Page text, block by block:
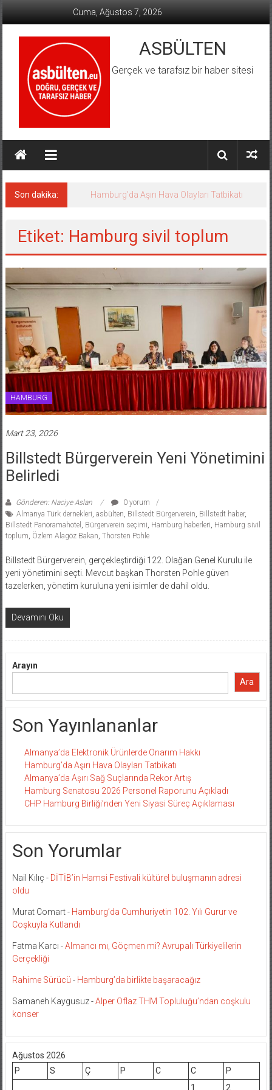
Cuma, Ağustos 7, 2026
ASBÜLTEN
Gerçek ve tarafsız bir haber sitesi
Son dakika: Hamburg’da Aşırı Hava Olayları Tatbikatı
Etiket: Hamburg sivil toplum
HAMBURG
Mart 23, 2026
Billstedt Bürgerverein Yeni Yönetimini
Belirledi
Gönderen: Naciye Aslan
0 yorum
Almanya Türk dernekleri asbülten Billstedt Bürgerverein Billstedt haber,
Billstedt Panoramahotel
Bürgerverein seçimi Hamburg haberleri Hamburg sivil
toplum Özlem Alagöz Bakan Thorsten Pohle
Billstedt Bürgerverein, gerçekleştirdiği 122. Olağan Genel Kurulu ile
yeni yönetimini seçti. Mevcut başkan Thorsten Pohle güven
tazelerken, yönetim kuruluna yeni isimler de dahil oldu.
Devamını Oku
Arayın
Ara
Son Yayınlananlar
Almanya’da Elektronik Ürünlerde Onarım Hakkı
Hamburg’da Aşırı Hava Olayları Tatbikatı
Almanya’da Aşırı Sağ Suçlarında Rekor Artış
Hamburg Senatosu 2026 Personel Raporunu Açıkladı
CHP Hamburg Birliği’nden Yeni Siyasi Süreç Açıklaması
Son Yorumlar
Nail Kılıç - DİTİB’in Hamsi Festivali kültürel buluşmanın adresi
oldu
Murat Comart- Hamburg’da Cumhuriyetin 102. Yılı Gurur ve
Coşkuyla Kutlandı
Fatma Karcı -Almancı mı, Göçmen mi? Avrupalı Türkiyelilerin
Gerçekliği
Rahime Sürücü - Hamburg’da birlikte başaracağız
Samaneh Kaygusuz-Alper Oflaz THM Topluluğu’ndan coşkulu
konser
Ağustos 2026
P
S Ç P C C
P
1
2